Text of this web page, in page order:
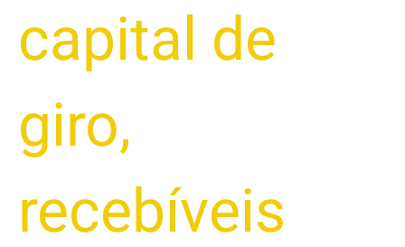
capital de
giro,
recebíveis